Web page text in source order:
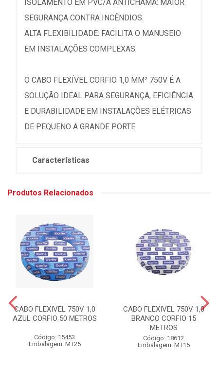
ISOLAMENTO EM PVC/A ANTICHAMA: MAIOR
SEGURANÇA CONTRA INCÊNDIOS.
ALTA FLEXIBILIDADE: FACILITA O MANUSEIO
EM INSTALAÇÕES COMPLEXAS.
O CABO FLEXÍVEL CORFIO 1,0 MM² 750V É A
SOLUÇÃO IDEAL PARA SEGURANÇA, EFICIÊNCIA
E DURABILIDADE EM INSTALAÇÕES ELÉTRICAS
DE PEQUENO A GRANDE PORTE.
Características
Produtos Relacionados
CABO FLEXIVEL 750V 1,0
AZUL CORFIO 50 METROS
Código: 15453
Embalagem: MT25
CABO FLEXIVEL 750V 1,0
BRANCO CORFIO 15
METROS
Código: 18612
Embalagem: MT15